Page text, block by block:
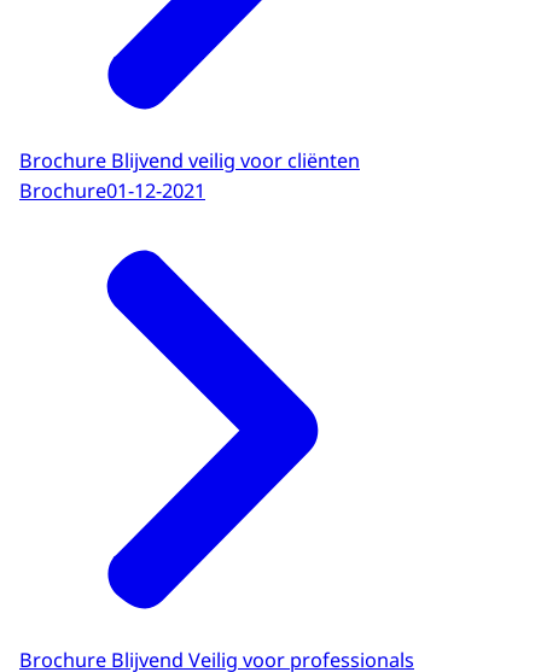
Brochure Blijvend veilig voor cliënten
Brochure01-12-2021
Brochure Blijvend Veilig voor professionals